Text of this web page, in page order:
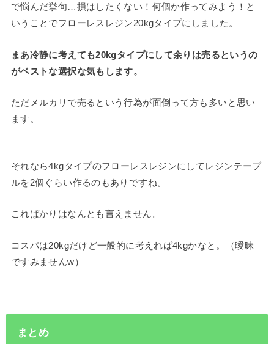
で悩んだ挙句…損はしたくない！何個か作ってみよう！と
いうことでフローレスレジン20kgタイプにしました。
まあ冷静に考えても20kgタイプにして余りは売るというの
がベストな選択な気もします。
ただメルカリで売るという行為が面倒って方も多いと思い
ます。
それなら4kgタイプのフローレスレジンにしてレジンテーブ
ルを2個ぐらい作るのもありですね。
こればかりはなんとも言えません。
コスパは20kgだけど一般的に考えれば4kgかなと。（曖昧
ですみませんw）
まとめ